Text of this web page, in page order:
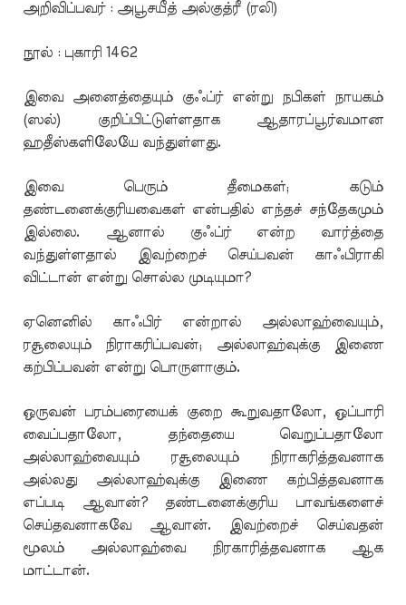
அறிவிப்பவர் : அபூசயீத் அல்குத்ரீ (ரலி)
நூல் : புகாரி 1462
இவை அனைத்தையும் குஃப்ர் என்று நபிகள் நாயகம்
(ஸல்) குறிப்பிட்டுள்ளதாக ஆதாரப்பூர்வமான
ஹதீஸ்களிலேயே வந்துள்ளது.
இவை பெரும் தீமைகள்; கடும்
தண்டனைக்குரியவைகள் என்பதில் எந்தச் சந்தேகமும்
இல்லை. ஆனால் குஃப்ர் என்ற வார்த்தை
வந்துள்ளதால் இவற்றைச் செய்பவன் காஃபிராகி
விட்டான் என்று சொல்ல முடியுமா?
ஏனெனில் காஃபிர் என்றால் அல்லாஹ்வையும்,
ரசூலையும் நிராகரிப்பவன்; அல்லாஹ்வுக்கு இணை
கற்பிப்பவன் என்று பொருளாகும்.
ஒருவன் பரம்பரையைக் குறை கூறுவதாலோ, ஒப்பாரி
வைப்பதாலோ, தந்தையை வெறுப்பதாலோ
அல்லாஹ்வையும் ரசூலையும் நிராகரித்தவனாக
அல்லது அல்லாஹ்வுக்கு இணை கற்பித்தவனாக
எப்படி ஆவான்? தண்டனைக்குரிய பாவங்களைச்
செய்தவனாகவே ஆவான். இவற்றைச் செய்வதன்
மூலம் அல்லாஹ்வை நிரகாரித்தவனாக ஆக
மாட்டான்.